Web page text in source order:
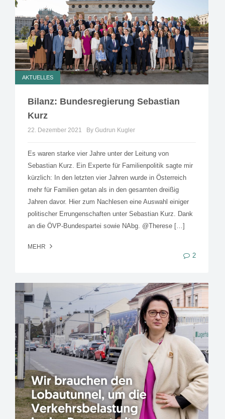
AKTUELLES
Bilanz: Bundesregierung Sebastian
Kurz
22. Dezember 2021 By Gudrun Kugler
Es waren starke vier Jahre unter der Leitung von
Sebastian Kurz. Ein Experte für Familienpolitik sagte mir
kürzlich: In den letzten vier Jahren wurde in Österreich
mehr für Familien getan als in den gesamten dreißig
Jahren davor. Hier zum Nachlesen eine Auswahl einiger
politischer Errungenschaften unter Sebastian Kurz. Dank
an die ÖVP-Bundespartei sowie NAbg. @Therese […]
MEHR
2